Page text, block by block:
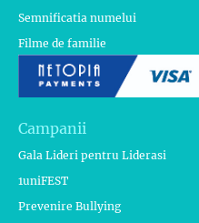
Semnificatia numelui
Filme de familie
Campanii
Gala Lideri pentru Liderasi
1uniFEST
Prevenire Bullying